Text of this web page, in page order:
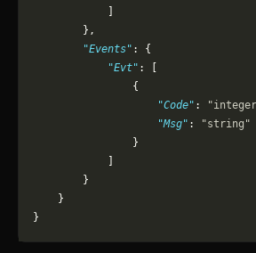
        },
        "Events"
: {
            "Evt"
: [
                {
                    "Code"
:
                    "Msg"
:
"string"
                }
        }
    }
}